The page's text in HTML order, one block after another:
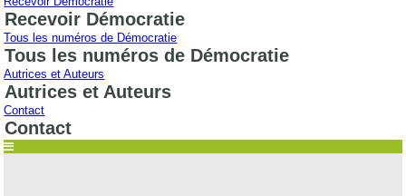
Recevoir Démocratie
Tous les numéros de Démocratie
Tous les numéros de Démocratie
Autrices et Auteurs
Autrices et Auteurs
Contact
Contact